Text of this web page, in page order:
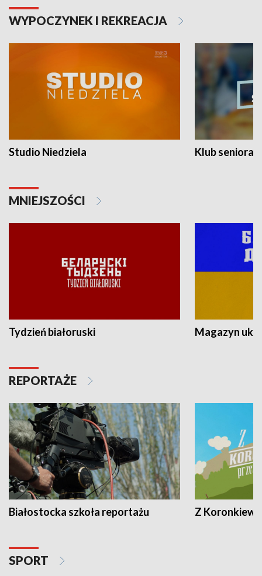
WYPOCZYNEK I REKREACJA
Studio Niedziela Klub seniora
MNIEJSZOŚCI
Tydzień białoruski Magazyn
REPORTAŻE
Białostocka szkoła reportażu Z
SPORT